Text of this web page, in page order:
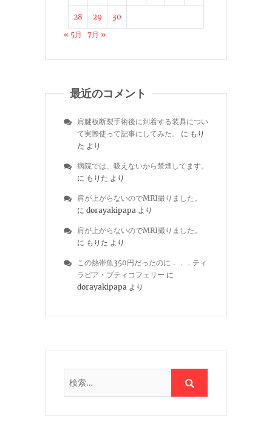
28 29
30
« 5月
7月 »
最近のコメント
肩腱板断裂手術後に到着する装具につい
て実際使って記事にしてみた。
に もり
た より
病院では、吸えないから禁煙してます。
に もりた より
肩が上がらないのでMRI撮りました。
に dorayakipapa より
肩が上がらないのでMRI撮りました。
に もりた より
この熱帯魚350円だったのに．．．ティ
ラピア・ブティコフェリー に
dorayakipapa より